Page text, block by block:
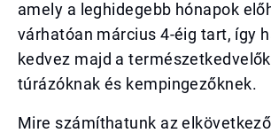
amely a leghidegebb hónapok
várhatóan március 4-éig tart, így
kedvez majd a
túrázóknak és kempingezőknek.
Mire számíthatunk az